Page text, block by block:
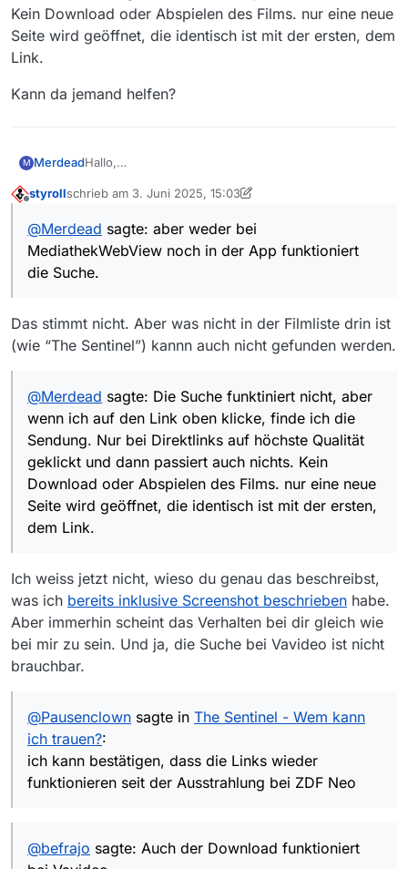
Kein Download oder Abspielen des Films. nur eine neue
Seite wird geöffnet, die identisch ist mit der ersten, dem
Link.
Kann da jemand helfen?
M MerdeadHallo,
funktioniert die Suche.
styrollschrieb am 3. Juni 2025, 15:03
zuletzt editiert von styroll 6. März 2025, 17:04
@Merdead sagte: aber weder bei
MediathekWebView noch in der App funktioniert
die Suche.
Das stimmt nicht. Aber was nicht in der Filmliste drin ist
(wie “The Sentinel”) kannn auch nicht gefunden werden.
@Merdead sagte: Die Suche funktiniert nicht, aber
wenn ich auf den Link oben klicke, finde ich die
Sendung. Nur bei Direktlinks auf höchste Qualität
geklickt und dann passiert auch nichts. Kein
Download oder Abspielen des Films. nur eine neue
Seite wird geöffnet, die identisch ist mit der ersten,
dem Link.
Ich weiss jetzt nicht, wieso du genau das beschreibst,
was ich bereits inklusive Screenshot beschrieben habe.
Aber immerhin scheint das Verhalten bei dir gleich wie
bei mir zu sein. Und ja, die Suche bei Vavideo ist nicht
brauchbar.
@Pausenclown sagte in The Sentinel - Wem kann
ich trauen?:
ich kann bestätigen, dass die Links wieder
funktionieren seit der Ausstrahlung bei ZDF Neo
@befrajo sagte: Auch der Download funktioniert